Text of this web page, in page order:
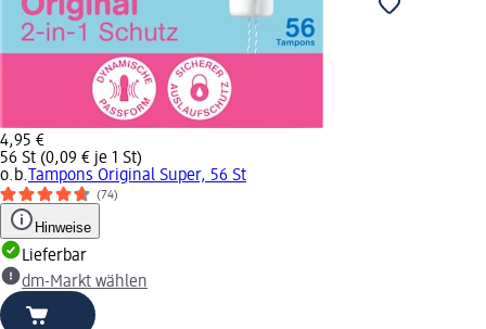
4,95 €
56 St (0,09 € je 1 St)
o.b. Tampons Original Super, 56 St
(74)
Hinweise
Lieferbar
dm-Markt wählen